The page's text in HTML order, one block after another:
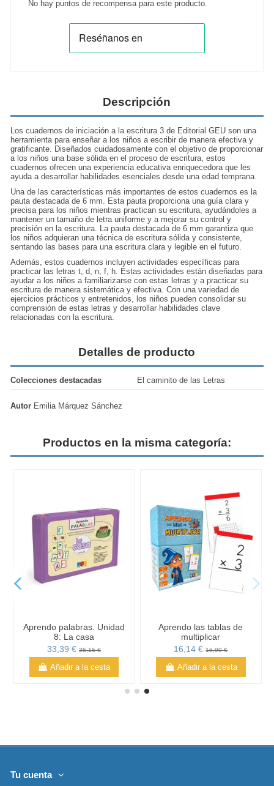
No hay puntos de recompensa para este producto.
Descripción
Loscuadernos de iniciación a la escritura 3 de Editorial GEU son una
herramienta para enseñar a los niños a escribir de manera efectiva y
gratificante. Diseñados cuidadosamente con el objetivo de proporcionar
a los niños una base sólida en el proceso de escritura, estos
cuadernos ofrecen una experiencia educativa enriquecedora que les
ayuda a desarrollar habilidades esenciales desde una edad temprana.
Una de las características más importantes de estos cuadernos es la
pauta destacada de 6 mm. Esta pauta proporciona una guía clara y
precisa para los niños mientras practican su escritura, ayudándoles a
mantener un tamaño de letra uniforme y a mejorar su control y
precisión en la escritura. La pauta destacada de 6 mm garantiza que
los niños adquieran una técnica de escritura sólida y consistente,
sentando las bases para una escritura clara y legible en el futuro.
Además, estos cuadernos incluyen actividades específicas para
practicar las letras t, d, n, f, h. Estas actividades están diseñadas para
ayudar a los niños a familiarizarse con estas letras y a practicar su
escritura de manera sistemática y efectiva. Con una variedad de
ejercicios prácticos y entretenidos, los niños pueden consolidar su
comprensión de estas letras y desarrollar habilidades clave
relacionadas con la escritura.
Detalles de producto
Colecciones destacadas El caminito de las Letras
Autor Emilia Márquez Sánchez
Productos en la misma categoría:
Aprendo palabras. Unidad
8: La casa
33,39 € 35,15 €
Añadir a la cesta
Aprendo las tablas de
multiplicar
16,14 €16,99 €
Añadir a la cesta
Tu cuenta